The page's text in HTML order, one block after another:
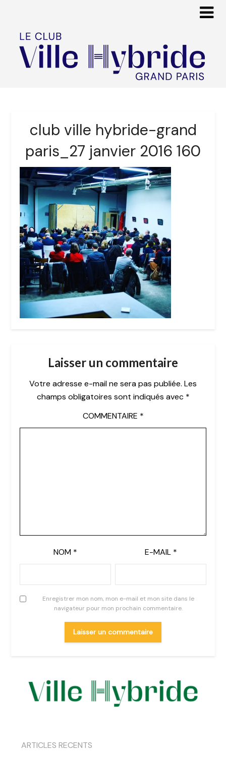
club ville hybride-grand
paris_27 janvier 2016 160
Laisser un commentaire
Votre adresse e-mail ne sera pas publiée. Les
champs obligatoires sont indiqués avec *
COMMENTAIRE *
NOM * E-MAIL *
Enregistrer mon nom, mon e-mail et mon site dans le
navigateur pour mon prochain commentaire.
ARTICLES RECENTS